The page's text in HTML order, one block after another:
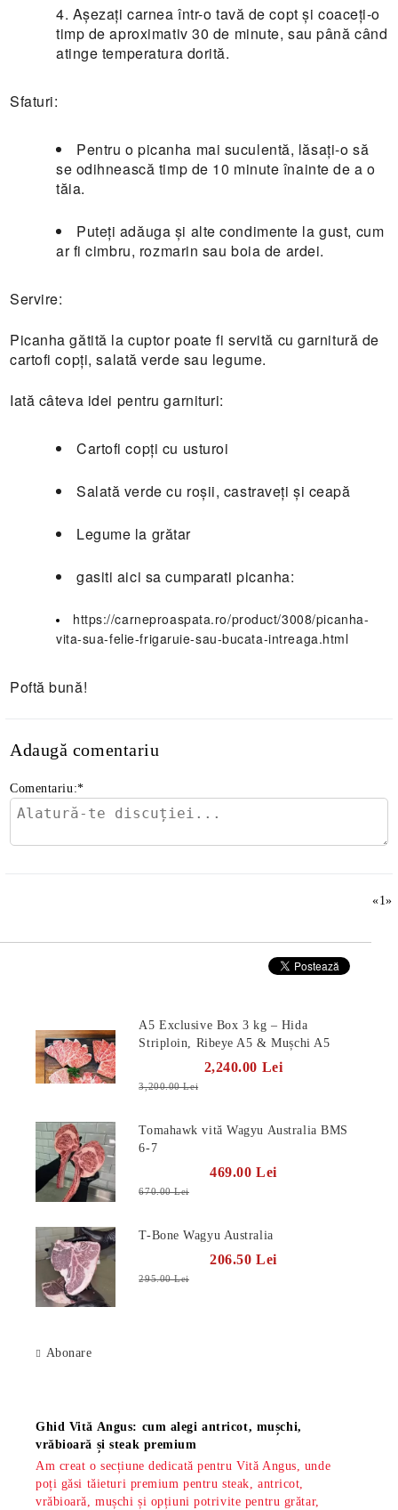
Așezați carnea într-o tavă de copt și coaceți-o
timp de aproximativ 30 de minute, sau până când
atinge temperatura dorită.
Sfaturi:
Pentru o picanha mai suculentă, lăsați-o să
se odihnească timp de 10 minute înainte de a o
tăia.
Puteți adăuga și alte condimente la gust, cum
ar fi cimbru, rozmarin sau boia de ardei.
Servire:
Picanha gătită la cuptor poate fi servită cu garnitură de
cartofi copți, salată verde sau legume.
Iată câteva idei pentru garnituri:
Cartofi copți cu usturoi
Salată verde cu roșii, castraveți și ceapă
Legume la grătar
gasiti aici sa cumparati picanha:
https://carneproaspata.ro/product/3008/picanha-
vita-sua-felie-frigaruie-sau-bucata-intreaga.html
Poftă bună!
Adaugă comentariu
Comentariu:*
«1»
A5 Exclusive Box 3 kg – Hida
Striploin, Ribeye A5 & Mușchi A5
2,240.00 Lei
3,200.00 Lei
Tomahawk vită Wagyu Australia BMS
6-7
469.00 Lei
670.00 Lei
T-Bone Wagyu Australia
206.50 Lei
295.00 Lei
Abonare
Ghid Vită Angus: cum alegi antricot, mușchi,
vrăbioară și steak premium
Am creat o secțiune dedicată pentru Vită Angus, unde
poți găsi tăieturi premium pentru steak, antricot,
vrăbioară, mușchi și opțiuni potrivite pentru grătar,